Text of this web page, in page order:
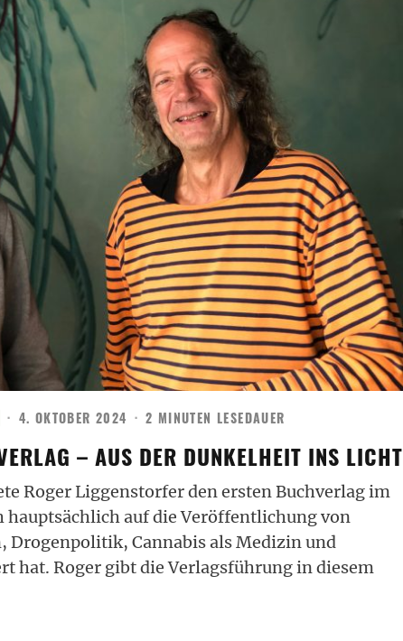
· 4. OKTOBER 2024 · 2 MINUTEN LESEDAUER
– AUS DER DUNKELHEIT INS LICHT
Roger Liggenstorfer den ersten Buchverlag im
hauptsächlich auf die Veröffentlichung von
Cannabis als Medizin und
hat. Roger gibt die Verlagsführung in diesem